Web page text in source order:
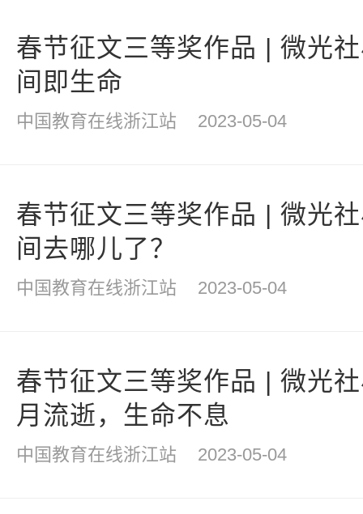
春节征文三等奖作品 | 微光
间即生命
中国教育在线浙江站 2023-05-04
春节征文三等奖作品 | 微光
间去哪儿了？
中国教育在线浙江站 2023-05-04
春节征文三等奖作品 | 微光
月流逝，生命不息
中国教育在线浙江站 2023-05-04